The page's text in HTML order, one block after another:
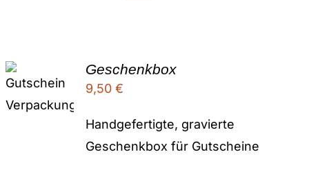
Geschenkbox
9,50€
Handgefertigte, gravierte
Geschenkbox für Gutscheine